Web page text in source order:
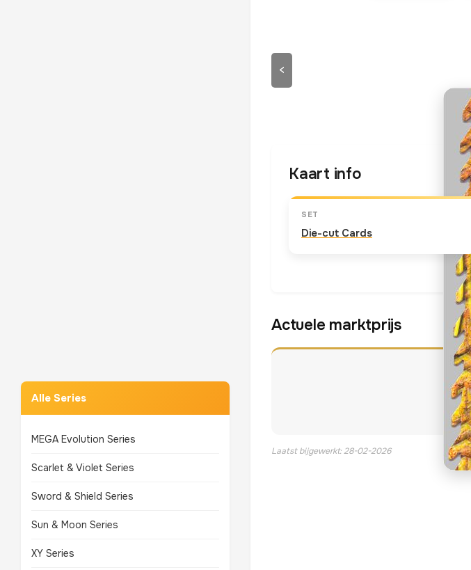
Alle Series
MEGA Evolution Series
Scarlet & Violet Series
Sword & Shield Series
Sun & Moon Series
XY Series
<
Kaart info
SET
Die-cut Cards
Actuele marktprijs
Laatst bijgewerkt: 28-02-2026